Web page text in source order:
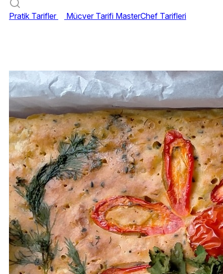
Pratik Tarifler Mücver Tarifi MasterChef Tarifleri